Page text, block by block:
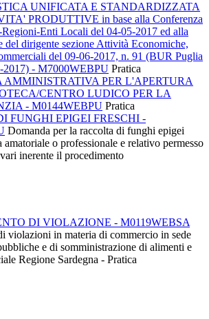
UNIFICATA E STANDARDIZZATA
PRODUTTIVE in base alla Conferenza
Enti Locali del 04-05-2017 ed alla
del dirigente sezione Attività Economiche,
del 09-06-2017, n. 91 (BUR Puglia
2017) - M7000WEBPU Pratica
AMMINISTRATIVA PER L'APERTURA
CENTRO LUDICO PER LA
- M0144WEBPU Pratica
FUNGHI EPIGEI FRESCHI -
Domanda per la raccolta di funghi epigei
o professionale e relativo permesso
inerente il procedimento
DI VIOLAZIONE - M0119WEBSA
violazioni in materia di commercio in sede
e di somministrazione di alimenti e
Regione Sardegna - Pratica